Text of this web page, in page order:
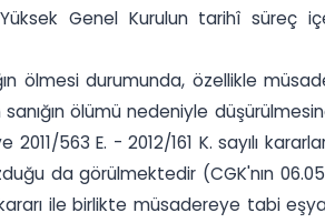
Genel Kurulun tarihî süreç
ölmesi durumunda, özellikle
ölümü nedeniyle
2011/563 E. - 2012/161 K. sayılı
da görülmektedir (CGK'nın
kararı ile birlikte müsadereye tabi